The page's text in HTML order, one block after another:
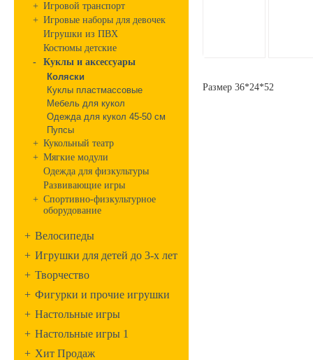
+ Игровой транспорт
+ Игровые наборы для девочек
Игрушки из ПВХ
Костюмы детские
-
Куклы и аксессуары
Коляски
Куклы пластмассовые
Мебель для кукол
Одежда для кукол 45-50 см
Пупсы
+ Кукольный театр
+ Мягкие модули
Одежда для физкультуры
Развивающие игры
+ Спортивно-физкультурное
оборудование
+ Велосипеды
+ Игрушки для детей до 3-х лет
+ Творчество
+ Фигурки и прочие игрушки
+ Настольные игры
+ Настольные игры 1
+ Хит Продаж
Размер 36*24*52